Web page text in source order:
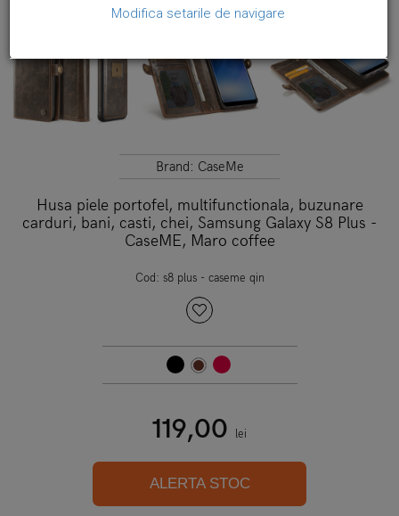
Brand: CaseMe
Husa piele portofel, multifunctionala, buzunare
carduri, bani, casti, chei, Samsung Galaxy S8 Plus -
CaseME, Maro coffee
Cod: s8 plus - caseme qin
119,00 lei
ALERTA STOC
Modifica setarile de navigare